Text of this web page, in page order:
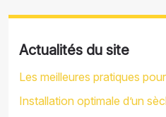
Actualités du site
Les meilleures pratiques
Installation optimale d’un